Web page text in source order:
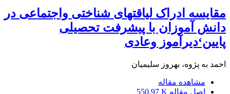
مقایسه ادراک لیاقتهای شناختی واجتماعی در
دانش آموزان با پیشرفت تحصیلی
پایین‘دیرآموز وعادی
احمد به پژوه، بهروز سلیمیان
مشاهده مقاله
اصل مقاله 550.97 K